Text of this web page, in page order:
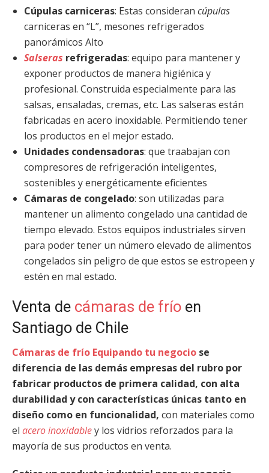
Cúpulas carniceras: Estas consideran cúpulas
carniceras en “L”, mesones refrigerados
panorámicos Alto
Salseras refrigeradas: equipo para mantener y
exponer productos de manera higiénica y
profesional. Construida especialmente para las
salsas, ensaladas, cremas, etc. Las salseras están
fabricadas en acero inoxidable. Permitiendo tener
los productos en el mejor estado.
Unidades condensadoras: que traabajan con
compresores de refrigeración inteligentes,
sostenibles y energéticamente eficientes
Cámaras de congelado: son utilizadas para
mantener un alimento congelado una cantidad de
tiempo elevado. Estos equipos industriales sirven
para poder tener un número elevado de alimentos
congelados sin peligro de que estos se estropeen y
estén en mal estado.
Venta de cámaras de frío en
Santiago de Chile
Cámaras de frío Equipando tu negocio se
diferencia de las demás empresas del rubro por
fabricar productos de primera calidad, con alta
durabilidad y con características únicas tanto en
diseño como en funcionalidad, con materiales como
el acero inoxidabley los vidrios reforzados para la
mayoría de sus productos en venta.